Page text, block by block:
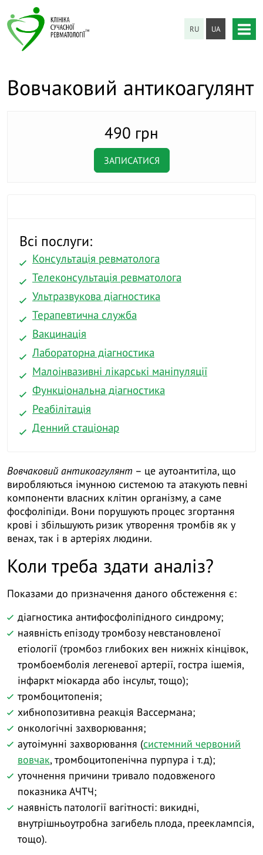
RU UA
Вовчаковий антикоагулянт
490 грн
ЗАПИСАТИСЯ
Всі послуги:
Консультація ревматолога
Телеконсультація ревматолога
Ультразвукова діагностика
Терапевтична служба
Вакцинація
Лабораторна діагностика
Малоінвазивні лікарські маніпуляції
Функціональна діагностика
Реабілітація
Денний стаціонар
Вовчаковий антикоагулянт – це аутоантитіла, що
виробляються імунною системою та атакують певні
компоненти власних клітин організму, а саме
фосфоліпіди. Вони порушують процес згортання
крові і збільшують ризик утворення тромбів як у
венах, так і в артеріях людини.
Коли треба здати аналіз?
Показами до призначення даного обстеження є:
діагностика антифосфоліпідного синдрому;
наявність епізоду тромбозу невстановленої
етіології (тромбоз глибоких вен нижніх кінцівок,
тромбоемболія легеневої артерії, гостра ішемія,
інфаркт міокарда або інсульт, тощо);
тромбоцитопенія;
хибнопозитивна реакція Вассермана;
онкологічні захворювання;
аутоімунні захворювання (системний червоний
вовчак, тромбоцитопенічна пурпура і т.д);
уточнення причини тривало подовженого
показника АЧТЧ;
наявність патології вагітності: викидні,
внутрішньоутробна загибель плода, прееклампсія,
тощо).